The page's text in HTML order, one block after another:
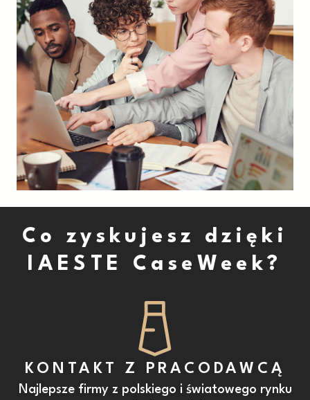
Co zyskujesz dzięki
IAESTE CaseWeek?
KONTAKT Z PRACODAWCĄ
Najlepsze firmy z polskiego i światowego rynku